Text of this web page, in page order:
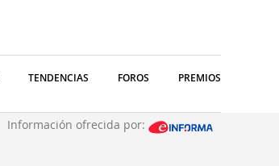
TENDENCIAS FOROS PREMIOS
Información ofrecida por: